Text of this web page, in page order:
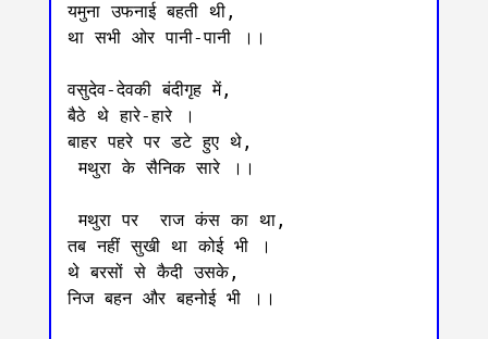
यमुना उफनाई बहती थी,
था सभी ओर पानी-पानी ।।
वसुदेव-देवकी बंदीगृह में,
बैठे थे हारे-हारे ।
बाहर पहरे पर डटे हुए थे,
मथुरा के सैनिक सारे ।।
मथुरा पर  राज कंस का था,
तब नहीं सुखी था कोई भी ।
थे बरसों से कैदी उसके,
निज बहन और बहनोई भी ।।